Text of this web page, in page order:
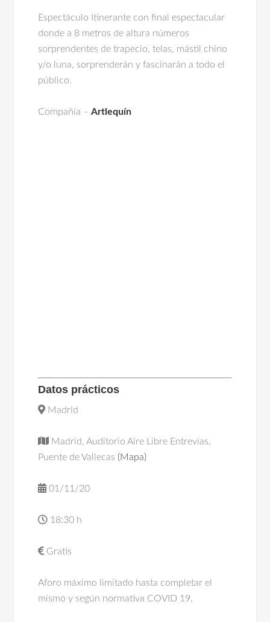
Espectáculo Itinerante con final espectacular
donde a 8 metros de altura números
sorprendentes de trapecio, telas, mástil chino
y/o luna, sorprenderán y fascinarán a todo el
público.
Compañía –Artlequín
Datos prácticos
Madrid
Madrid, Auditorio Aire Libre Entrevías,
Puente de Vallecas (Mapa)
01/11/20
18:30 h
Gratis
Aforo máximo limitado hasta completar el
mismo y según normativa COVID 19.